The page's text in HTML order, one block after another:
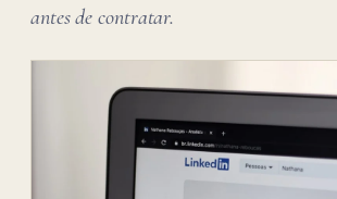
antes de contratar.